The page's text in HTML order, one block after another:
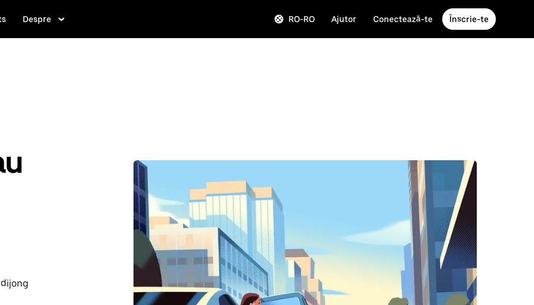
Despre RO-RO Ajutor Conectează-te Înscrie-te